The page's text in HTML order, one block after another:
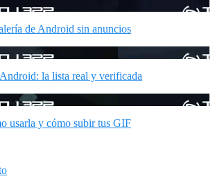
de Android sin anuncios
la lista real y verificada
usarla y cómo subir tus GIF